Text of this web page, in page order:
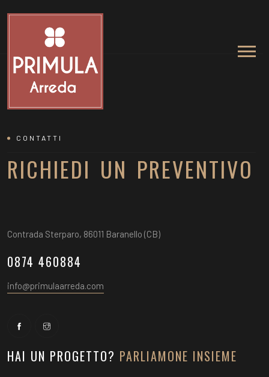
CONTATTI
RICHIEDI UN PREVENTIVO
Contrada Sterparo, 86011 Baranello (CB)
0874 460884
info@primulaarreda.com
HAI UN PROGETTO? PARLIAMONE INSIEME